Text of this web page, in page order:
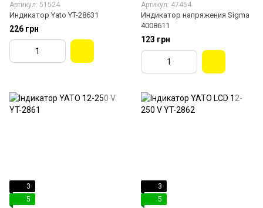
Артикул: 51524
Индикатор Yato YT-28631
226 грн
Артикул: 47454
Индикатор напряжения Sigma
4008611
123 грн
3
5
3
5